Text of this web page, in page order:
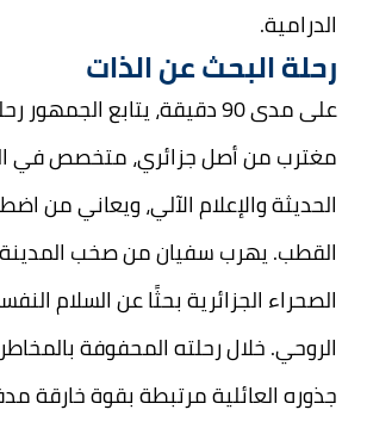
الدرامية.
رحلة البحث عن الذات
على مدى 90 دقيقة، يتابع
مغترب من أصل جزائري، متخصص في
الحديثة والإعلام الآلي، ويعاني من
القطب. يهرب سفيان من صخب
الصحراء الجزائرية بحثًا عن السلام
الروحي. خلال رحلته المحفوفة
جذوره العائلية مرتبطة بقوة خارقة